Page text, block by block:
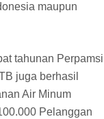
maupun
tahunan Perpamsi
juga berhasil
Air Minum
Pelanggan